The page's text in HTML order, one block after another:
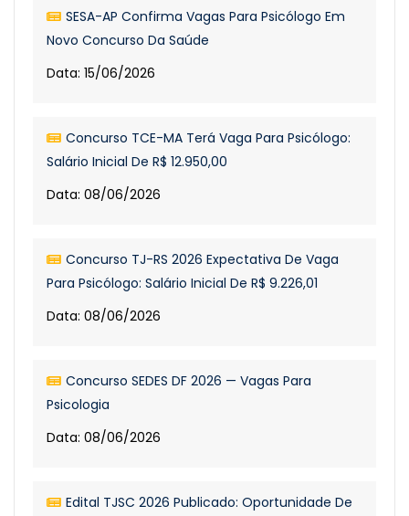
SESA-AP Confirma Vagas Para Psicólogo Em
Novo Concurso Da Saúde
Data: 15/06/2026
Concurso TCE-MA Terá Vaga Para Psicólogo:
Salário Inicial De R$ 12.950,00
Data: 08/06/2026
Concurso TJ-RS 2026 Expectativa De Vaga
Para Psicólogo: Salário Inicial De R$ 9.226,01
Data: 08/06/2026
Concurso SEDES DF 2026 — Vagas Para
Psicologia
Data: 08/06/2026
Edital TJSC 2026 Publicado: Oportunidade De